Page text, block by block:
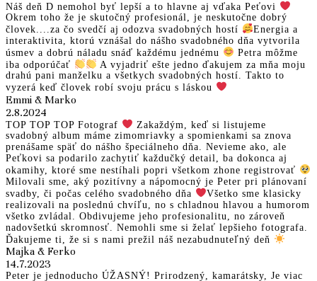
Náš deň D nemohol byť lepší a to hlavne aj vďaka Peťovi
Okrem toho že je skutočný profesionál, je neskutočne dobrý
človek....za čo svedčí aj odozva svadobných hostí
Energia a
interaktivita, ktorú vznášal do nášho svadobného dňa vytvorila
úsmev a dobrú náladu snáď každému jednému
Petra môžme
iba odporúčať
A vyjadriť ešte jedno ďakujem za mňa moju
drahú pani manželku a všetkych svadobných hostí. Takto to
vyzerá keď človek robí svoju prácu s láskou
Emmi & Marko
2.8.2024
TOP TOP TOP Fotograf
Zakaždým, keď si listujeme
svadobný album máme zimomriavky a spomienkami sa znova
prenášame späť do nášho špeciálneho dňa. Nevieme ako, ale
Peťkovi sa podarilo zachytiť každučký detail, ba dokonca aj
okamihy, ktoré sme nestíhali popri všetkom zhone registrovať
Milovali sme, aký pozitívny a nápomocný je Peter pri plánovaní
svadby, či počas celého svadobného dňa
Všetko sme klasicky
realizovali na poslednú chvíľu, no s chladnou hlavou a humorom
všetko zvládal. Obdivujeme jeho profesionalitu, no zároveň
nadovšetkú skromnosť. Nemohli sme si želať lepšieho fotografa.
Ďakujeme ti, že si s nami prežil náš nezabudnuteľný deň
Majka & Ferko
14.7.2023
Peter je jednoducho ÚŽASNÝ! Prirodzený, kamarátsky, Je viac